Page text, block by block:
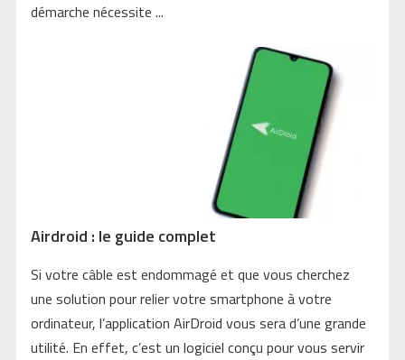
démarche nécessite ...
Airdroid : le guide complet
Si votre câble est endommagé et que vous cherchez
une solution pour relier votre smartphone à votre
ordinateur, l’application AirDroid vous sera d’une grande
utilité. En effet, c’est un logiciel conçu pour vous servir